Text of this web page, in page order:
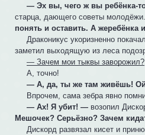
— Эх вы, чего ж вы ребёнка-
старца, дающего советы
понять и оставить. А жеребёнка
Драконикус укоризненно
заметил выходящую из леса
— Зачем мои тыквы заворожил?
А, точно!
— А, да, ты же там живёшь!
Впрочем, сама зебра явно
— Ах! Я убит! — возопил
Мешочек? Серьёзно? Зачем
Дискорд развязал кисет и